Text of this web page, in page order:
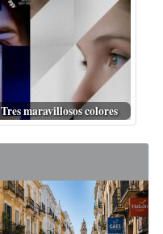
Tres maravillosos colores